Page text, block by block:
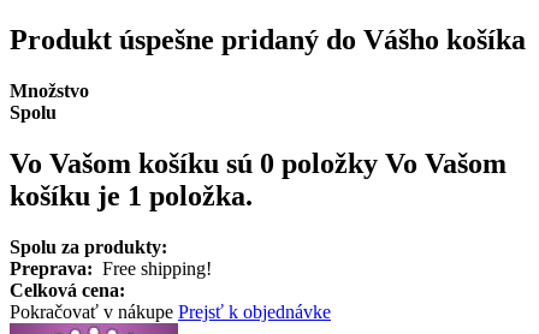
Produkt úspešne pridaný do Vášho košíka
Množstvo
Spolu
Vo Vašom košíku sú 0 položky Vo Vašom
košíku je 1 položka.
Spolu za produkty:
Preprava: Free shipping!
Celková cena:
Pokračovať v nákupe Prejsť k objednávke